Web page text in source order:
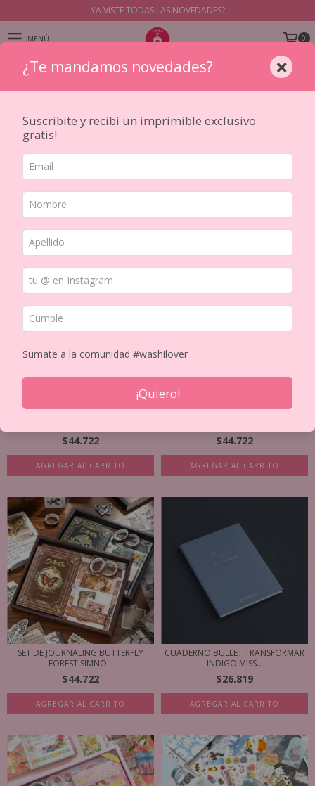
YA VISTE TODAS LAS NOVEDADES?
MENÚ 0
PRODUCTOS
Cuadernos y anotadores
Ordenar por
FILTRAR
$44.722
AGREGAR AL CARRITO
$44.722
AGREGAR AL CARRITO
SET DE JOURNALING BUTTERFLY
FOREST SIMNO...
$44.722
AGREGAR AL CARRITO
CUADERNO BULLET TRANSFORMAR
INDIGO MISS...
$26.819
¿Te mandamos novedades? ×
Suscribite y recibí un imprimible exclusivo
gratis!
Sumate a la comunidad #washilover
¡Quiero!